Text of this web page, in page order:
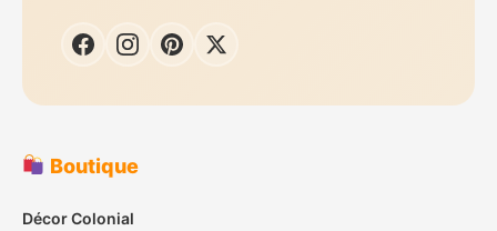
Boutique
Décor Colonial